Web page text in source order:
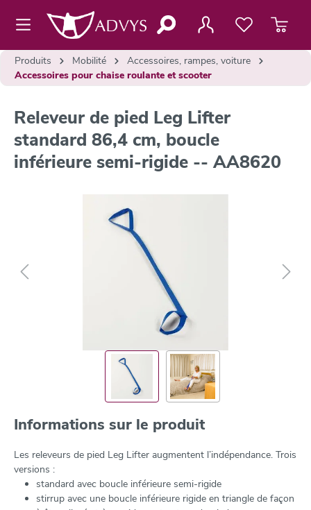
principal
Produits Mobilité
Accessoires, rampes, voiture
Accessoires pour chaise roulante et scooter
Releveur de pied Leg Lifter
standard 86,4 cm, boucle
inférieure semi-rigide -- AA8620
Informations sur le produit
Les releveurs de pied Leg Lifter augmentent l’indépendance. Trois
versions :
standard avec boucle inférieure semi-rigide
stirrup avec une boucle inférieure rigide en triangle de façon